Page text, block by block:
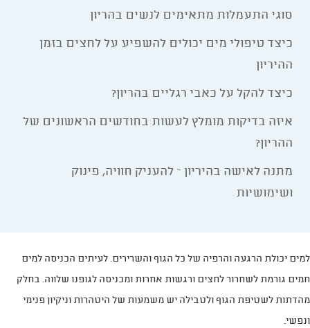
סוגי התעמלות מתאימים לנשים בהריון
כיצד טיפולי מים יכולים להשפיע על לחצים בזמן
ההיריון
כיצד להקל על כאבי רגליים בהריון?
איזה בדיקות מומלץ לעשות בחודשים הראשונים של
ההריון?
מתנה לאישה בהיריון – להעניק חוויה, פינוק
ושימושיות
למים יכולת הרגעה והרפיה של כל הגוף והשרירים. לעיתים הכניסה למים
חמים גורמת לשחרור לחצים ורגשות אחרות ומכניסה לגופנו שלווה. בחלק
מהדתות לשטיפת הגוף ולטבילה יש משמעות של היטהרות וניקיון פנימי
ונפשי.